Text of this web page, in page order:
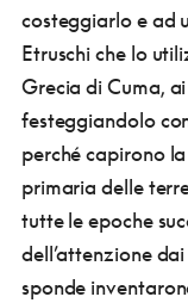
costeggiarlo e ad
Etruschi che lo
Grecia di Cuma,
festeggiandolo
perché capirono
primaria delle
tutte le epoche
dell’attenzione
sponde